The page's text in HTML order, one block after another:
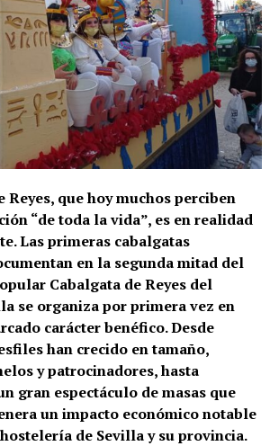
Reyes, que hoy muchos perciben
“de toda la vida”, es en realidad
Las primeras cabalgatas
en la segunda mitad del
Cabalgata de Reyes del
se organiza por primera vez en
carácter benéfico. Desde
han crecido en tamaño,
y patrocinadores, hasta
gran espectáculo de masas que
un impacto económico notable
de Sevilla y su provincia.